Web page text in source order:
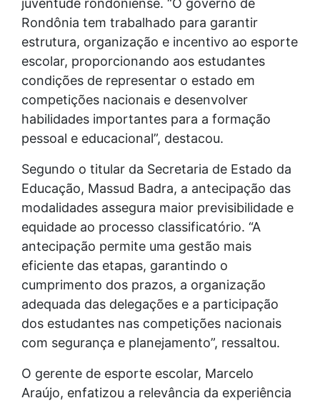
Rondônia tem trabalhado para garantir
estrutura, organização e incentivo ao esporte
escolar, proporcionando aos estudantes
condições de representar o estado em
competições nacionais e desenvolver
habilidades importantes para a formação
pessoal e educacional”, destacou.
Segundo o titular da Secretaria de Estado da
Educação, Massud Badra, a antecipação das
modalidades assegura maior previsibilidade e
equidade ao processo classificatório. “A
antecipação permite uma gestão mais
eficiente das etapas, garantindo o
cumprimento dos prazos, a organização
adequada das delegações e a participação
dos estudantes nas competições nacionais
com segurança e planejamento”, ressaltou.
O gerente de esporte escolar, Marcelo
Araújo, enfatizou a relevância da experiência